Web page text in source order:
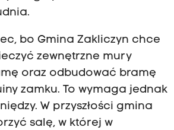
bo Gmina Zakliczyn chce
zewnętrzne mury
oraz odbudować bramę
zamku. To wymaga jednak
W przyszłości gmina
salę, w której w